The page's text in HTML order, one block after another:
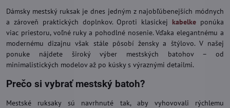
Dámsky mestský ruksak je dnes jedným z najobľúbenejších módnych
a zároveň praktických doplnkov. Oproti klasickej kabelke ponúka
viac priestoru, voľné ruky a pohodlné nosenie. Vďaka elegantnému a
modernému dizajnu však stále pôsobí žensky a štýlovo. V našej
ponuke nájdete široký výber mestských batohov – od
minimalistických modelov až po kúsky s výraznými detailmi.
Prečo si vybrať mestský batoh?
Mestské ruksaky sú navrhnuté tak, aby vyhovovali rýchlemu